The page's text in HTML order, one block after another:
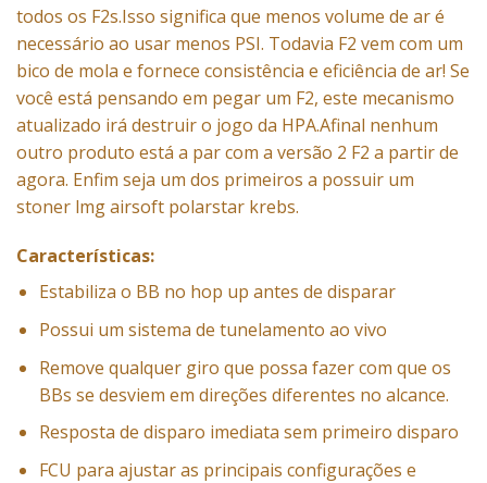
todos os F2s.Isso significa que menos volume de ar é
necessário ao usar menos PSI. Todavia F2 vem com um
bico de mola e fornece consistência e eficiência de ar! Se
você está pensando em pegar um F2, este mecanismo
atualizado irá destruir o jogo da HPA.Afinal nenhum
outro produto está a par com a versão 2 F2 a partir de
agora. Enfim seja um dos primeiros a possuir um
stoner lmg airsoft polarstar krebs.
Características:
Estabiliza o BB no hop up antes de disparar
Possui um sistema de tunelamento ao vivo
Remove qualquer giro que possa fazer com que os
BBs se desviem em direções diferentes no alcance.
Resposta de disparo imediata sem primeiro disparo
FCU para ajustar as principais configurações e